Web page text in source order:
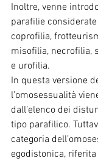
Inoltre, venne
parafilie
coprofilia,
misofilia, necrofilia,
e urofilia.
In questa versione
l’omosessualità
dall’elenco dei
tipo parafilico.
categoria
egodistonica,